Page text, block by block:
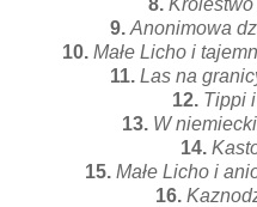
9. Anonimowa
10. Małe Licho i
11. Las na
12. Tippi
13. W
14.
15. Małe Licho i
16.